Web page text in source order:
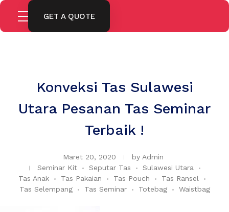
GET A QUOTE
Konveksi Tas Sulawesi
Utara Pesanan Tas Seminar
Terbaik !
Maret 20, 2020 by Admin
Seminar Kit
Seputar Tas
Sulawesi Utara
Tas Anak
Tas Pakaian Tas Pouch
Tas Ransel
Tas Selempang
Tas Seminar Totebag Waistbag